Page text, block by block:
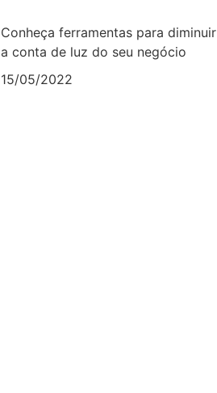
Conheça ferramentas para diminuir
a conta de luz do seu negócio
15/05/2022